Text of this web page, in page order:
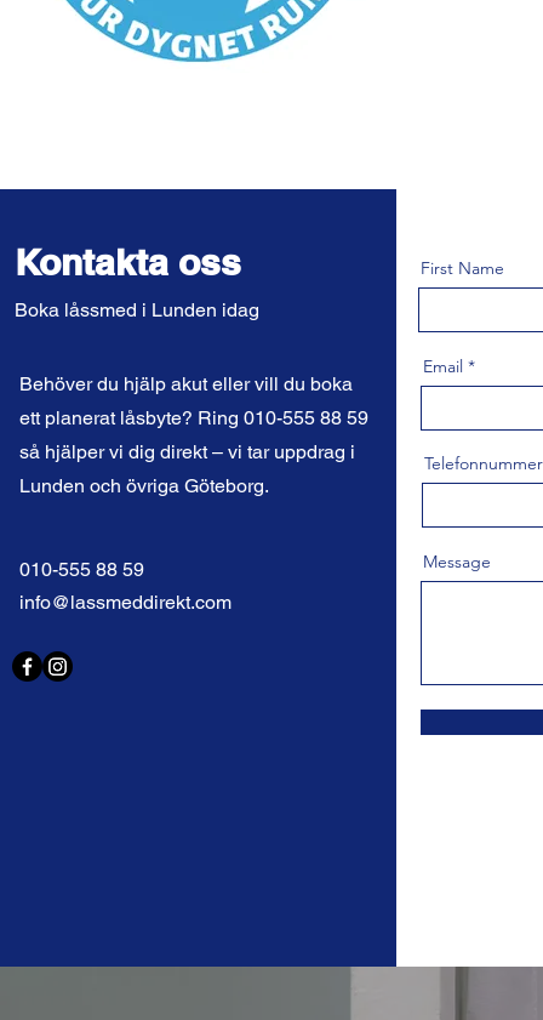
Kontakta oss
Boka låssmed i Lunden idag
Behöver du hjälp akut eller vill du boka
ett planerat låsbyte? Ring 010-555 88 59
så hjälper vi dig direkt – vi tar uppdrag i
Lunden och övriga Göteborg.
010-555 88 59
info@lassmeddirekt.com
First Name
Email
Telefonnummer
Message